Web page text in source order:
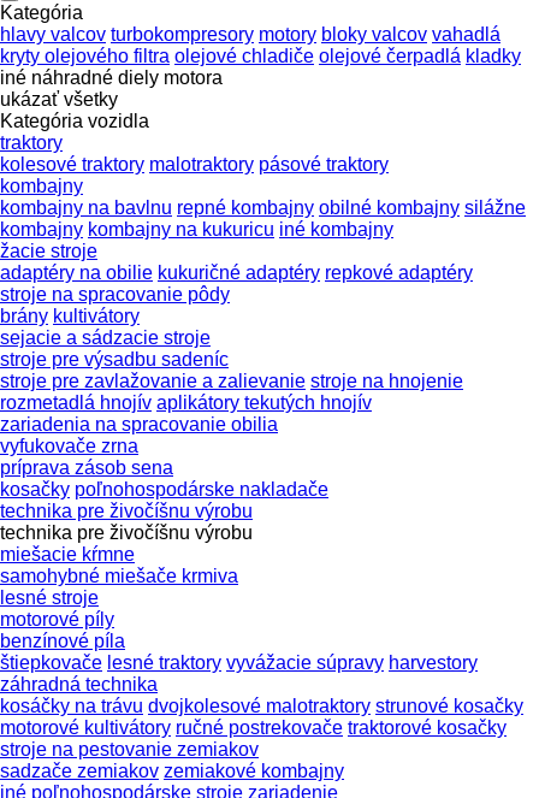
Kategória
hlavy valcov turbokompresory motory bloky valcov vahadlá
kryty olejového filtra olejové chladiče olejové čerpadlá kladky
iné náhradné diely motora
ukázať všetky
Kategória vozidla
traktory
kolesové traktory malotraktory pásové traktory
kombajny
kombajny na bavlnu repné kombajny obilné kombajny silážne
kombajny kombajny na kukuricu iné kombajny
žacie stroje
adaptéry na obilie kukuričné adaptéry repkové adaptéry
stroje na spracovanie pôdy
brány kultivátory
sejacie a sádzacie stroje
stroje pre výsadbu sadeníc
stroje pre zavlažovanie a zalievanie stroje na hnojenie
rozmetadlá hnojív aplikátory tekutých hnojív
zariadenia na spracovanie obilia
vyfukovače zrna
príprava zásob sena
kosačky poľnohospodárske nakladače
technika pre živočíšnu výrobu
technika pre živočíšnu výrobu
miešacie kŕmne
samohybné miešače krmiva
lesné stroje
motorové píly
benzínové píla
štiepkovače lesné traktory vyvážacie súpravy harvestory
záhradná technika
kosáčky na trávu dvojkolesové malotraktory strunové kosačky
motorové kultivátory ručné postrekovače traktorové kosačky
stroje na pestovanie zemiakov
sadzače zemiakov zemiakové kombajny
iné poľnohospodárske stroje zariadenie